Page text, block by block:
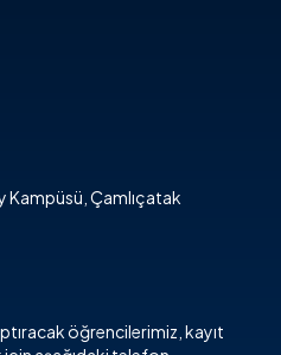
Kampüsü, Çamlıçatak
öğrencilerimiz, kayıt